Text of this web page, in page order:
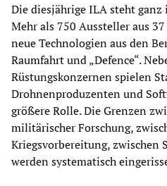
Die diesjährige ILA steht
Mehr als 750 Aussteller aus
neue Technologien aus den
Raumfahrt und „Defence“.
Rüstungskonzernen spielen
Drohnenproduzenten und
größere Rolle. Die Grenzen
militärischer Forschung,
Kriegsvorbereitung, zwischen
werden systematisch